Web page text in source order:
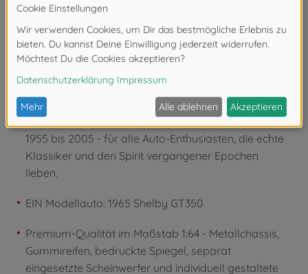
Produktdetails
Ikonen der Automobilgeschichte - Die Majorette
Collection zelebriert legendäre Automodelle von
1955 bis 2005 - für alle Auto-Enthusiasten, die echte
Klassiker und den Spirit vergangener Epochen
lieben.
EIN Modellauto: 1965 Shelby GT350
Premium-Qualität im Maßstab 1:64 - Metallchassis,
Gummireifen, bedruckte Spiegel, separat
eingesetzte Scheinwerfer und individuell gestaltete